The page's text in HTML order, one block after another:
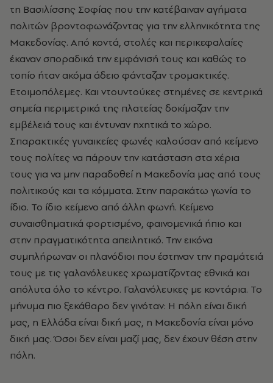
τη Βασιλίσσης Σοφίας που την κατέβαιναν αγήματα
πολιτών βροντοφωνάζοντας για την ελληνικότητα της
Μακεδονίας. Από κοντά, στολές και περικεφαλαίες
έκαναν σποραδικά την εμφάνισή τους και καθώς το
τοπίο ήταν ακόμα άδειο φάνταζαν τρομακτικές.
Ετοιμοπόλεμες. Και ντουντούκες στημένες σε κεντρικά
σημεία περιμετρικά της πλατείας δοκίμαζαν την
εμβέλειά τους και έντυναν ηχητικά το χώρο.
Σπαρακτικές γυναικείες φωνές καλούσαν από κείμενο
τους πολίτες να πάρουν την κατάσταση στα χέρια
τους για να μην παραδοθεί η Μακεδονία μας από τους
πολιτικούς και τα κόμματα. Στην παρακάτω γωνία το
ίδιο. Το ίδιο κείμενο από άλλη φωνή. Κείμενο
συναισθηματικά φορτισμένο, φαινομενικά ήπιο και
στην πραγματικότητα απειλητικό. Την εικόνα
συμπλήρωναν οι πλανόδιοι που έστηναν την πραμάτειά
τους με τις γαλανόλευκες χρωματίζοντας εθνικά και
απόλυτα όλο το κέντρο. Γαλανόλευκες με κοντάρια. Το
μήνυμα πιο ξεκάθαρο δεν γινόταν: Η πόλη είναι δική
μας, η Ελλάδα είναι δική μας, η Μακεδονία είναι μόνο
δική μας. Όσοι δεν είναι μαζί μας, δεν έχουν θέση στην
πόλη.